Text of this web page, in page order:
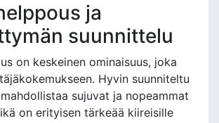
ja
suunnittelu
on keskeinen ominaisuus, joka
Hyvin suunniteltu
sujuvat ja nopeammat
on erityisen tärkeää kiireisille